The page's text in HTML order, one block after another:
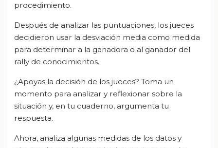
procedimiento.
Después de analizar las puntuaciones, los jueces
decidieron usar la desviación media como medida
para determinar a la ganadora o al ganador del
rally de conocimientos.
¿Apoyas la decisión de los jueces? Toma un
momento para analizar y reflexionar sobre la
situación y, en tu cuaderno, argumenta tu
respuesta.
Ahora, analiza algunas medidas de los datos y